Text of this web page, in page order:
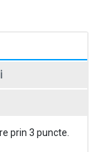
prin 3 puncte.